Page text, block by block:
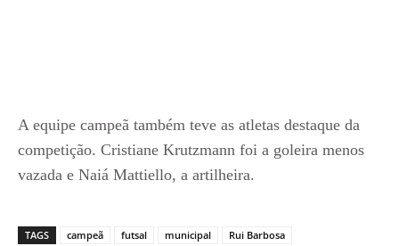
A equipe campeã também teve as atletas destaque da
competição. Cristiane Krutzmann foi a goleira menos
vazada e Naiá Mattiello, a artilheira.
TAGS campeã futsal municipal Rui Barbosa